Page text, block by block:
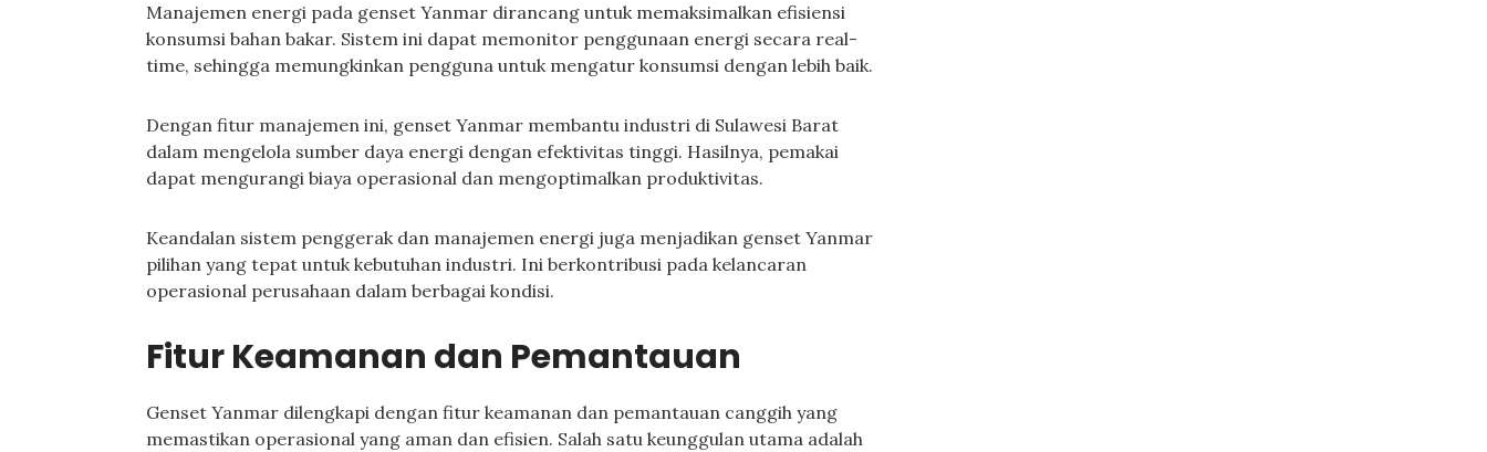
Manajemen energi pada genset Yanmar dirancang untuk memaksimalkan efisiensi
konsumsi bahan bakar. Sistem ini dapat memonitor penggunaan energi secara real-
time, sehingga memungkinkan pengguna untuk mengatur konsumsi dengan lebih baik.
Dengan fitur manajemen ini, genset Yanmar membantu industri di Sulawesi Barat
dalam mengelola sumber daya energi dengan efektivitas tinggi. Hasilnya, pemakai
dapat mengurangi biaya operasional dan mengoptimalkan produktivitas.
Keandalan sistem penggerak dan manajemen energi juga menjadikan genset Yanmar
pilihan yang tepat untuk kebutuhan industri. Ini berkontribusi pada kelancaran
operasional perusahaan dalam berbagai kondisi.
Fitur Keamanan dan Pemantauan
Genset Yanmar dilengkapi dengan fitur keamanan dan pemantauan canggih yang
memastikan operasional yang aman dan efisien. Salah satu keunggulan utama adalah